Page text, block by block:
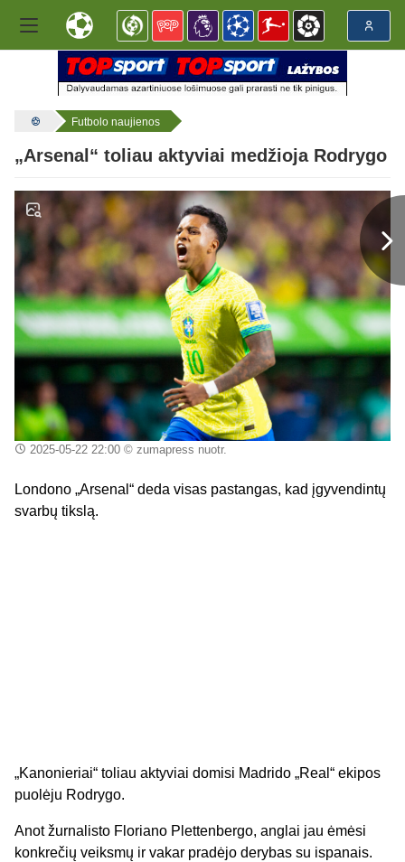
Futbolo naujienos
„Arsenal“ toliau aktyviai medžioja Rodrygo
2025-05-22 22:00© zumapress nuotr.
Londono „Arsenal“ deda visas pastangas, kad įgyvendintų
svarbų tikslą.
„Kanonieriai“ toliau aktyviai domisi Madrido „Real“ ekipos
puolėju Rodrygo.
Anot žurnalisto Floriano Plettenbergo, anglai jau ėmėsi
konkrečių veiksmų ir vakar pradėjo derybas su ispanais.